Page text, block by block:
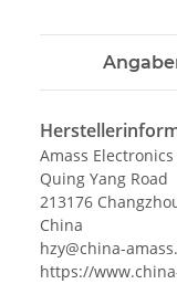
Amass Electronics
Quing Yang Road
213176
China
hzy@china-
https://